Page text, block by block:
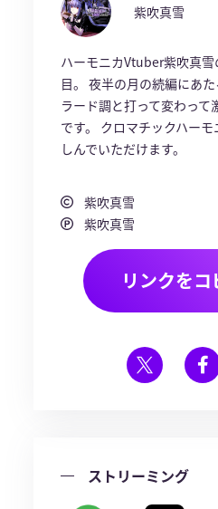
紫吹真雪
ハーモニカVtuber紫吹真
目。 夜半の月の続編にあ
ラード調と打って変わって
です。 クロマチックハー
しんでいただけます。
紫吹真雪
紫吹真雪
リンクを
ストリーミング